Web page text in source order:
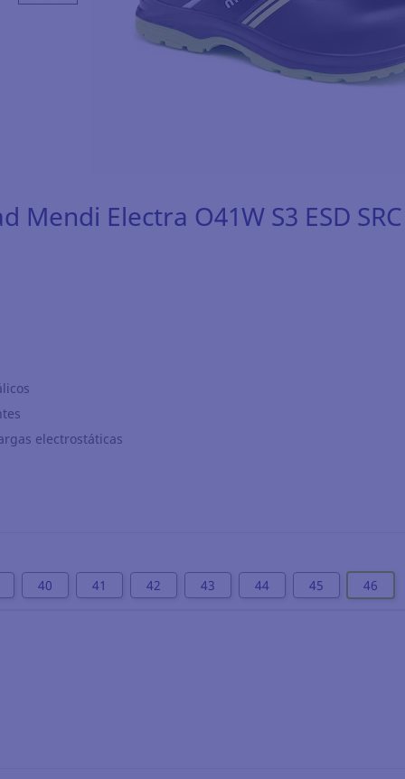
Mendi Electra O41W S3 ESD SRC
electrostáticas
40 41 42 43 44 45 46